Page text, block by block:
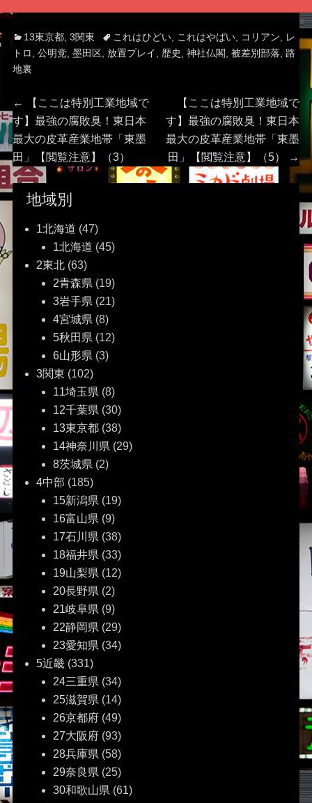
Categories
13東京都, 3関東 Tagsこれはひどい, これはやばい, コリアン
レ
トロ
公明党, 墨田区, 放置プレイ 歴史 神社仏閣 被差別部落
路
地裏
投
稿
ナ
ビ
ゲ
ー
←
Previous
post:
【ここは特別工業地域で
す】最強の腐敗臭！東日本
最大の皮革産業地帯「東墨
田」【閲覧注意】（3）
Next
post:
【ここは特別工業地域で
す】最強の腐敗臭！東日本
最大の皮革産業地帯「東墨
田」【閲覧注意】（5）
→
地域別
1北海道 (47)
1北海道 (45)
2東北(63)
2青森県 (19)
3岩手県 (21)
4宮城県 (8)
5秋田県 (12)
6山形県 (3)
3関東 (102)
11埼玉県 (8)
12千葉県 (30)
13東京都(38)
14神奈川県 (29)
8茨城県 (2)
4中部 (185)
15新潟県 (19)
16富山県 (9)
17石川県 (38)
18福井県 (33)
19山梨県 (12)
20長野県 (2)
21岐阜県 (9)
22静岡県 (29)
23愛知県 (34)
5近畿(331)
24三重県 (34)
25滋賀県 (14)
26京都府(49)
27大阪府(93)
28兵庫県 (58)
29奈良県 (25)
30和歌山県 (61)